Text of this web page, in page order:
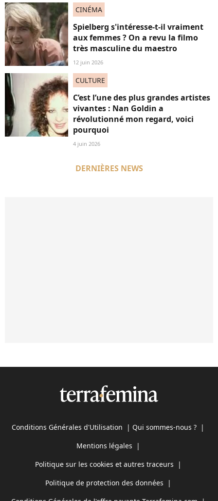
CINÉMA
Spielberg s'intéresse-t-il vraiment
aux femmes ? On a revu la filmo
très masculine du maestro
12 juin 2026
CULTURE
C’est l’une des plus grandes artistes
vivantes : Nan Goldin a
révolutionné mon regard, voici
pourquoi
4 juin 2026
DERNIÈRES NEWS
Conditions Générales d'Utilisation | Qui sommes-nous ? |
Mentions légales |
Politique sur les cookies et autres traceurs |
Politique de protection des données |